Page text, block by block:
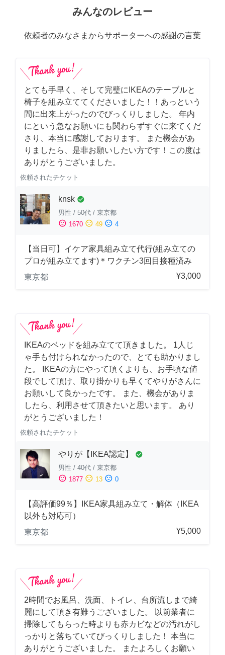
みんなのレビュー
依頼者のみなさまからサポーターへの感謝の言葉
とても手早く、そして完璧にIKEAのテーブルと
椅子を組み立ててくださいました！！あっという
間に出来上がったのでびっくりしました。 年内
にという急なお願いにも関わらずすぐに来てくだ
さり、本当に感謝しております。 また機会があ
りましたら、是非お願いしたい方です！この度は
ありがとうございました。
依頼されたチケット
knsk check_circle
男性 / 50代 / 東京都
sentiment_satisfied 1670 sentiment_neutral 49 sentiment_dissatisfied 4
【当日可】イケア家具組み立て代行(組み立ての
プロが組み立てます)＊ワクチン3回目接種済み
東京都
¥3,000
IKEAのベッドを組み立てて頂きました。 1人じ
ゃ手も付けられなかったので、とても助かりまし
た。 IKEAの方にやって頂くよりも、お手頃な値
段でして頂け、取り掛かりも早くてやりがさんに
お願いして良かったです。 また、機会がありま
したら、利用させて頂きたいと思います。 あり
がとうございました！
依頼されたチケット
やりが【IKEA認定】 check_circle
男性 / 40代 / 東京都
sentiment_satisfied 1877 sentiment_neutral 13 sentiment_dissatisfied 0
【高評価99％】IKEA家具組み立て・解体（IKEA
以外も対応可）
東京都
¥5,000
2時間でお風呂、洗面、トイレ、台所流しまで綺
麗にして頂き有難うございました。 以前業者に
掃除してもらった時よりも赤カビなどの汚れがし
っかりと落ちていてびっくりしました！ 本当に
ありがとうございました。 またよろしくお願い